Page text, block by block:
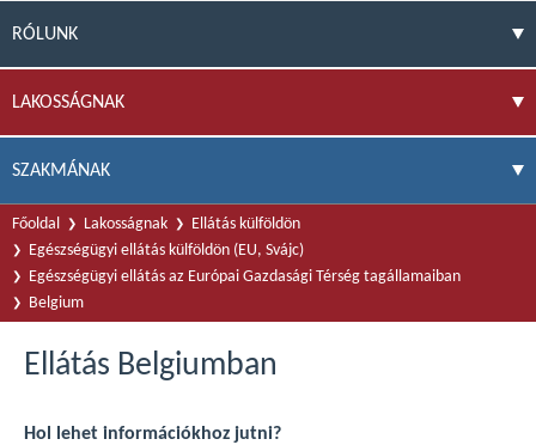
RÓLUNK
LAKOSSÁGNAK
SZAKMÁNAK
Főoldal Lakosságnak
Ellátás külföldön
Egészségügyi ellátás külföldön (EU, Svájc)
Egészségügyi ellátás az Európai Gazdasági Térség tagállamaiban
Belgium
Ellátás Belgiumban
Hol lehet információkhoz jutni?